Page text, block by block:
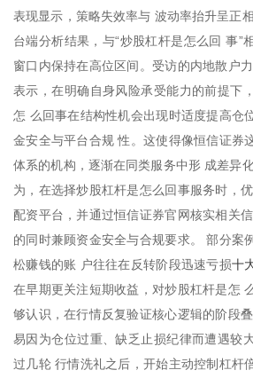
表现显示，策略失效率与 波动率抬升呈正
台端分析结果，与“炒股杠杆是怎么回 事”
窗口内保持在高位区间。受访的内地散户
表示，在明确自身风险承受能力的前提下
怎 么回事在结构性机会出现时适度提高仓
金安全与平台合规 性。这使得像恒信证券
体系的机构，逐渐在同类服务中形 成差异
为，在选择炒股杠杆是怎么回事服务时，
配资平台，并通过恒信证券官网核实相关
的同时兼顾资金安全与合规要求。 部分案
松赚钱的账 户往往在反转阶段迅速亏损十
在早期更关注短期收益，对炒股杠杆是怎
够认识，在行情反复验证核心逻辑的阶段
易因为仓位过重、缺乏止损纪律而遭遇较
过几轮 行情洗礼之后，开始主动控制杠杆